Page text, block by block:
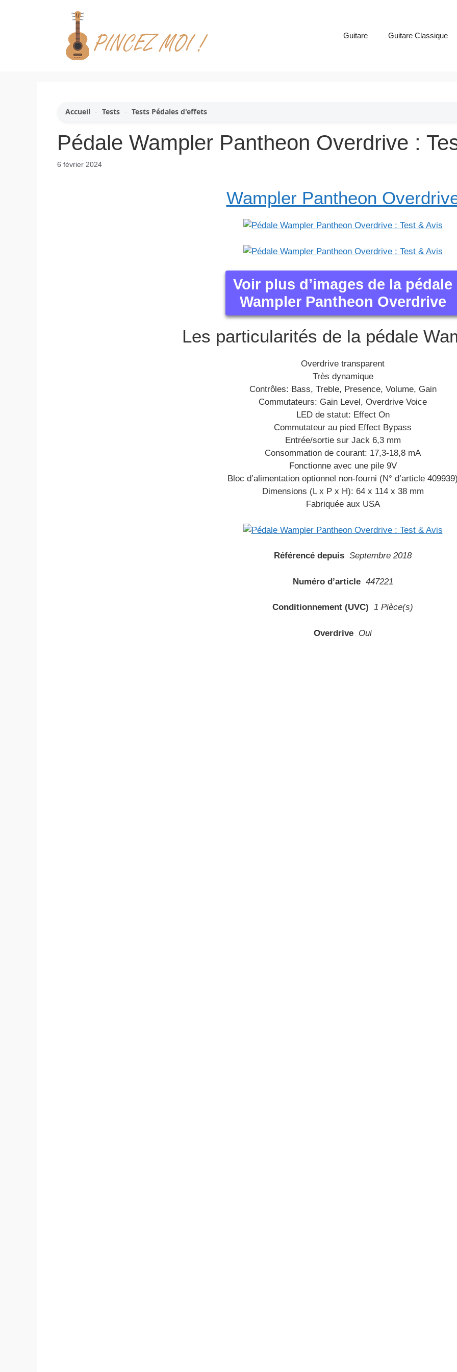
Guitare Guitare Classique
Accueil - Tests - Tests Pédales d'effets
Pédale Wampler Pantheon Overdrive :
6 février 2024
Wampler Pantheon
Voir plus d’images de la pédale
Wampler Pantheon Overdrive
Les particularités de la pédale
Overdrive transparent
Très dynamique
Contrôles: Bass, Treble, Presence, Volume, Gain
Commutateurs: Gain Level, Overdrive Voice
LED de statut: Effect On
Commutateur au pied Effect Bypass
Entrée/sortie sur Jack 6,3 mm
Consommation de courant: 17,3-18,8 mA
Fonctionne avec une pile 9V
Bloc d’alimentation optionnel non-fourni (N° d’article
Dimensions (L x P x H): 64 x 114 x 38 mm
Fabriquée aux USA
Référencé depuis Septembre 2018
Numéro d’article 447221
Conditionnement (UVC) 1 Pièce(s)
Overdrive Oui